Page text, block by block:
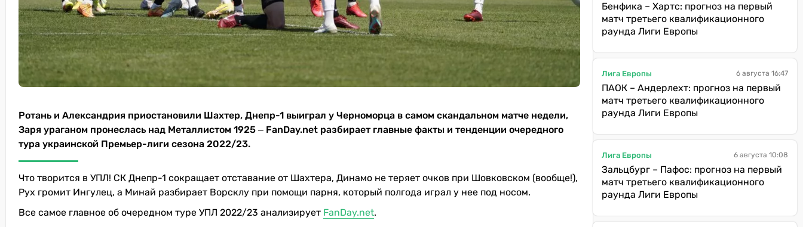
Ротань и Александрия приостановили Шахтер, Днепр-1 выиграл у Черноморца в самом скандальном матче недели,
Заря ураганом пронеслась над Металлистом 1925 ‒ FanDay.net разбирает главные факты и тенденции очередного
тура украинской Премьер-лиги сезона 2022/23.
Что творится в УПЛ! СК Днепр-1 сокращает отставание от Шахтера, Динамо не теряет очков при Шовковском (вообще!),
Рух громит Ингулец, а Минай разбирает Ворсклу при помощи парня, который полгода играл у нее под носом.
Все самое главное об очередном туре УПЛ 2022/23 анализирует FanDay.net.
Бенфика – Хартс: прогноз на первый
матч третьего квалификационного
раунда Лиги Европы
Лига Европы 6 августа 16:47
ПАОК – Андерлехт: прогноз на первый
матч третьего квалификационного
раунда Лиги Европы
Лига Европы 6 августа 10:08
Зальцбург – Пафос: прогноз на первый
матч третьего квалификационного
раунда Лиги Европы